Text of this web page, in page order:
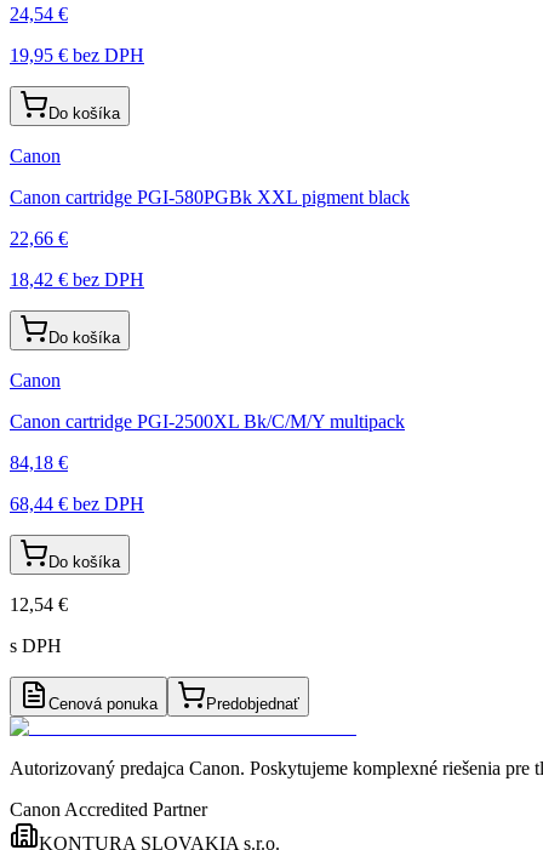
24,54 €
19,95 € bez DPH
Do košíka
Canon
Canon cartridge PGI-580PGBk XXL pigment black
22,66 €
18,42 € bez DPH
Do košíka
Canon
Canon cartridge PGI-2500XL Bk/C/M/Y multipack
84,18 €
68,44 € bez DPH
Do košíka
12,54 €
s DPH
Cenová ponuka Predobjednať
Autorizovaný predajca Canon. Poskytujeme komplexné riešenia
Canon Accredited Partner
KONTURA SLOVAKIA s.r.o.